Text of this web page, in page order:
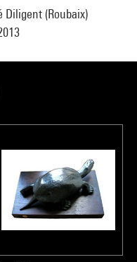
(Roubaix)